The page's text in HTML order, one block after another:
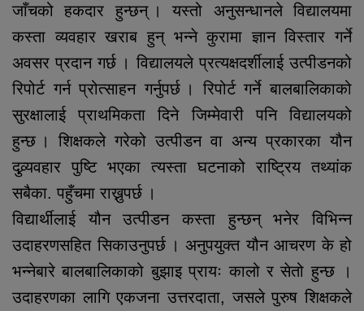
जाँचको हकदार हुन्छन् । यस्तो अनुसन्धानले विद्यालयमा
कस्ता व्यवहार खराब हुन् भन्ने कुरामा ज्ञान विस्तार गर्ने
अवसर प्रदान गर्छ । विद्यालयले प्रत्यक्षदर्शीलाई उत्पीडनको
रिपोर्ट गर्न प्रोत्साहन गर्नुपर्छ । रिपोर्ट गर्ने बालबालिकाको
सुरक्षालाई प्राथमिकता दिने जिम्मेवारी पनि विद्यालयको
हुन्छ । शिक्षकले गरेको उत्पीडन वा अन्य प्रकारका यौन
दुव्र्यवहार पुष्टि भएका त्यस्ता घटनाको राष्ट्रिय तथ्यांक
सबैका. पहुँचमा राख्नुपर्छ ।
विद्यार्थीलाई यौन उत्पीडन कस्ता हुन्छन् भनेर विभिन्न
उदाहरणसहित सिकाउनुपर्छ । अनुपयुक्त यौन आचरण के हो
भन्नेबारे बालबालिकाको बुझाइ प्रायः कालो र सेतो हुन्छ ।
उदाहरणका लागि एकजना उत्तरदाता, जसले पुरुष शिक्षकले